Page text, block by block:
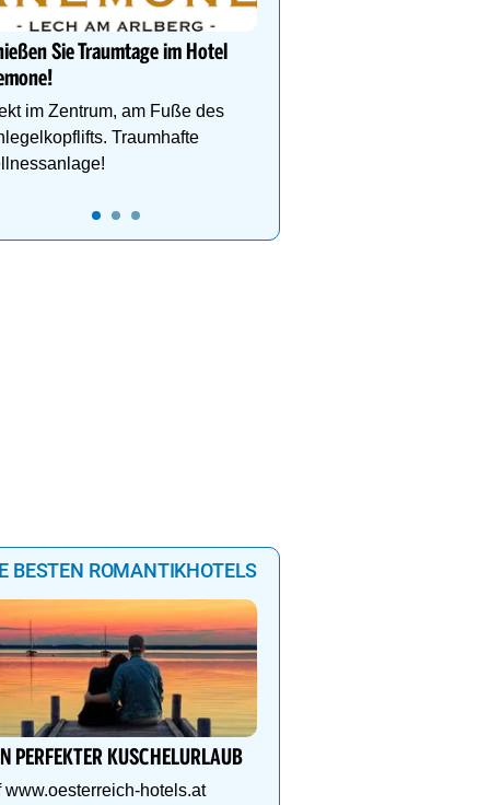
Sie Traumtage im Hotel
im Zentrum, am Fuße des
Traumhafte
BESTEN ROMANTIKHOTELS
PERFEKTER KUSCHELURLAUB
www.oesterreich-hotels.at